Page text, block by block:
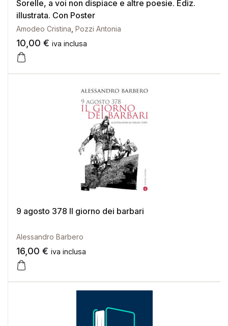
Sorelle, a voi non dispiace e altre poesie. Ediz.
illustrata. Con Poster
Amodeo Cristina Pozzi Antonia
10,00 € iva inclusa
9 agosto 378 Il giorno dei barbari
Alessandro Barbero
16,00 € iva inclusa